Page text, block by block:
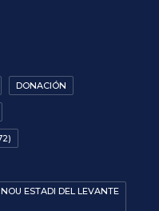
DONACIÓN
ESTADI DEL LEVANTE